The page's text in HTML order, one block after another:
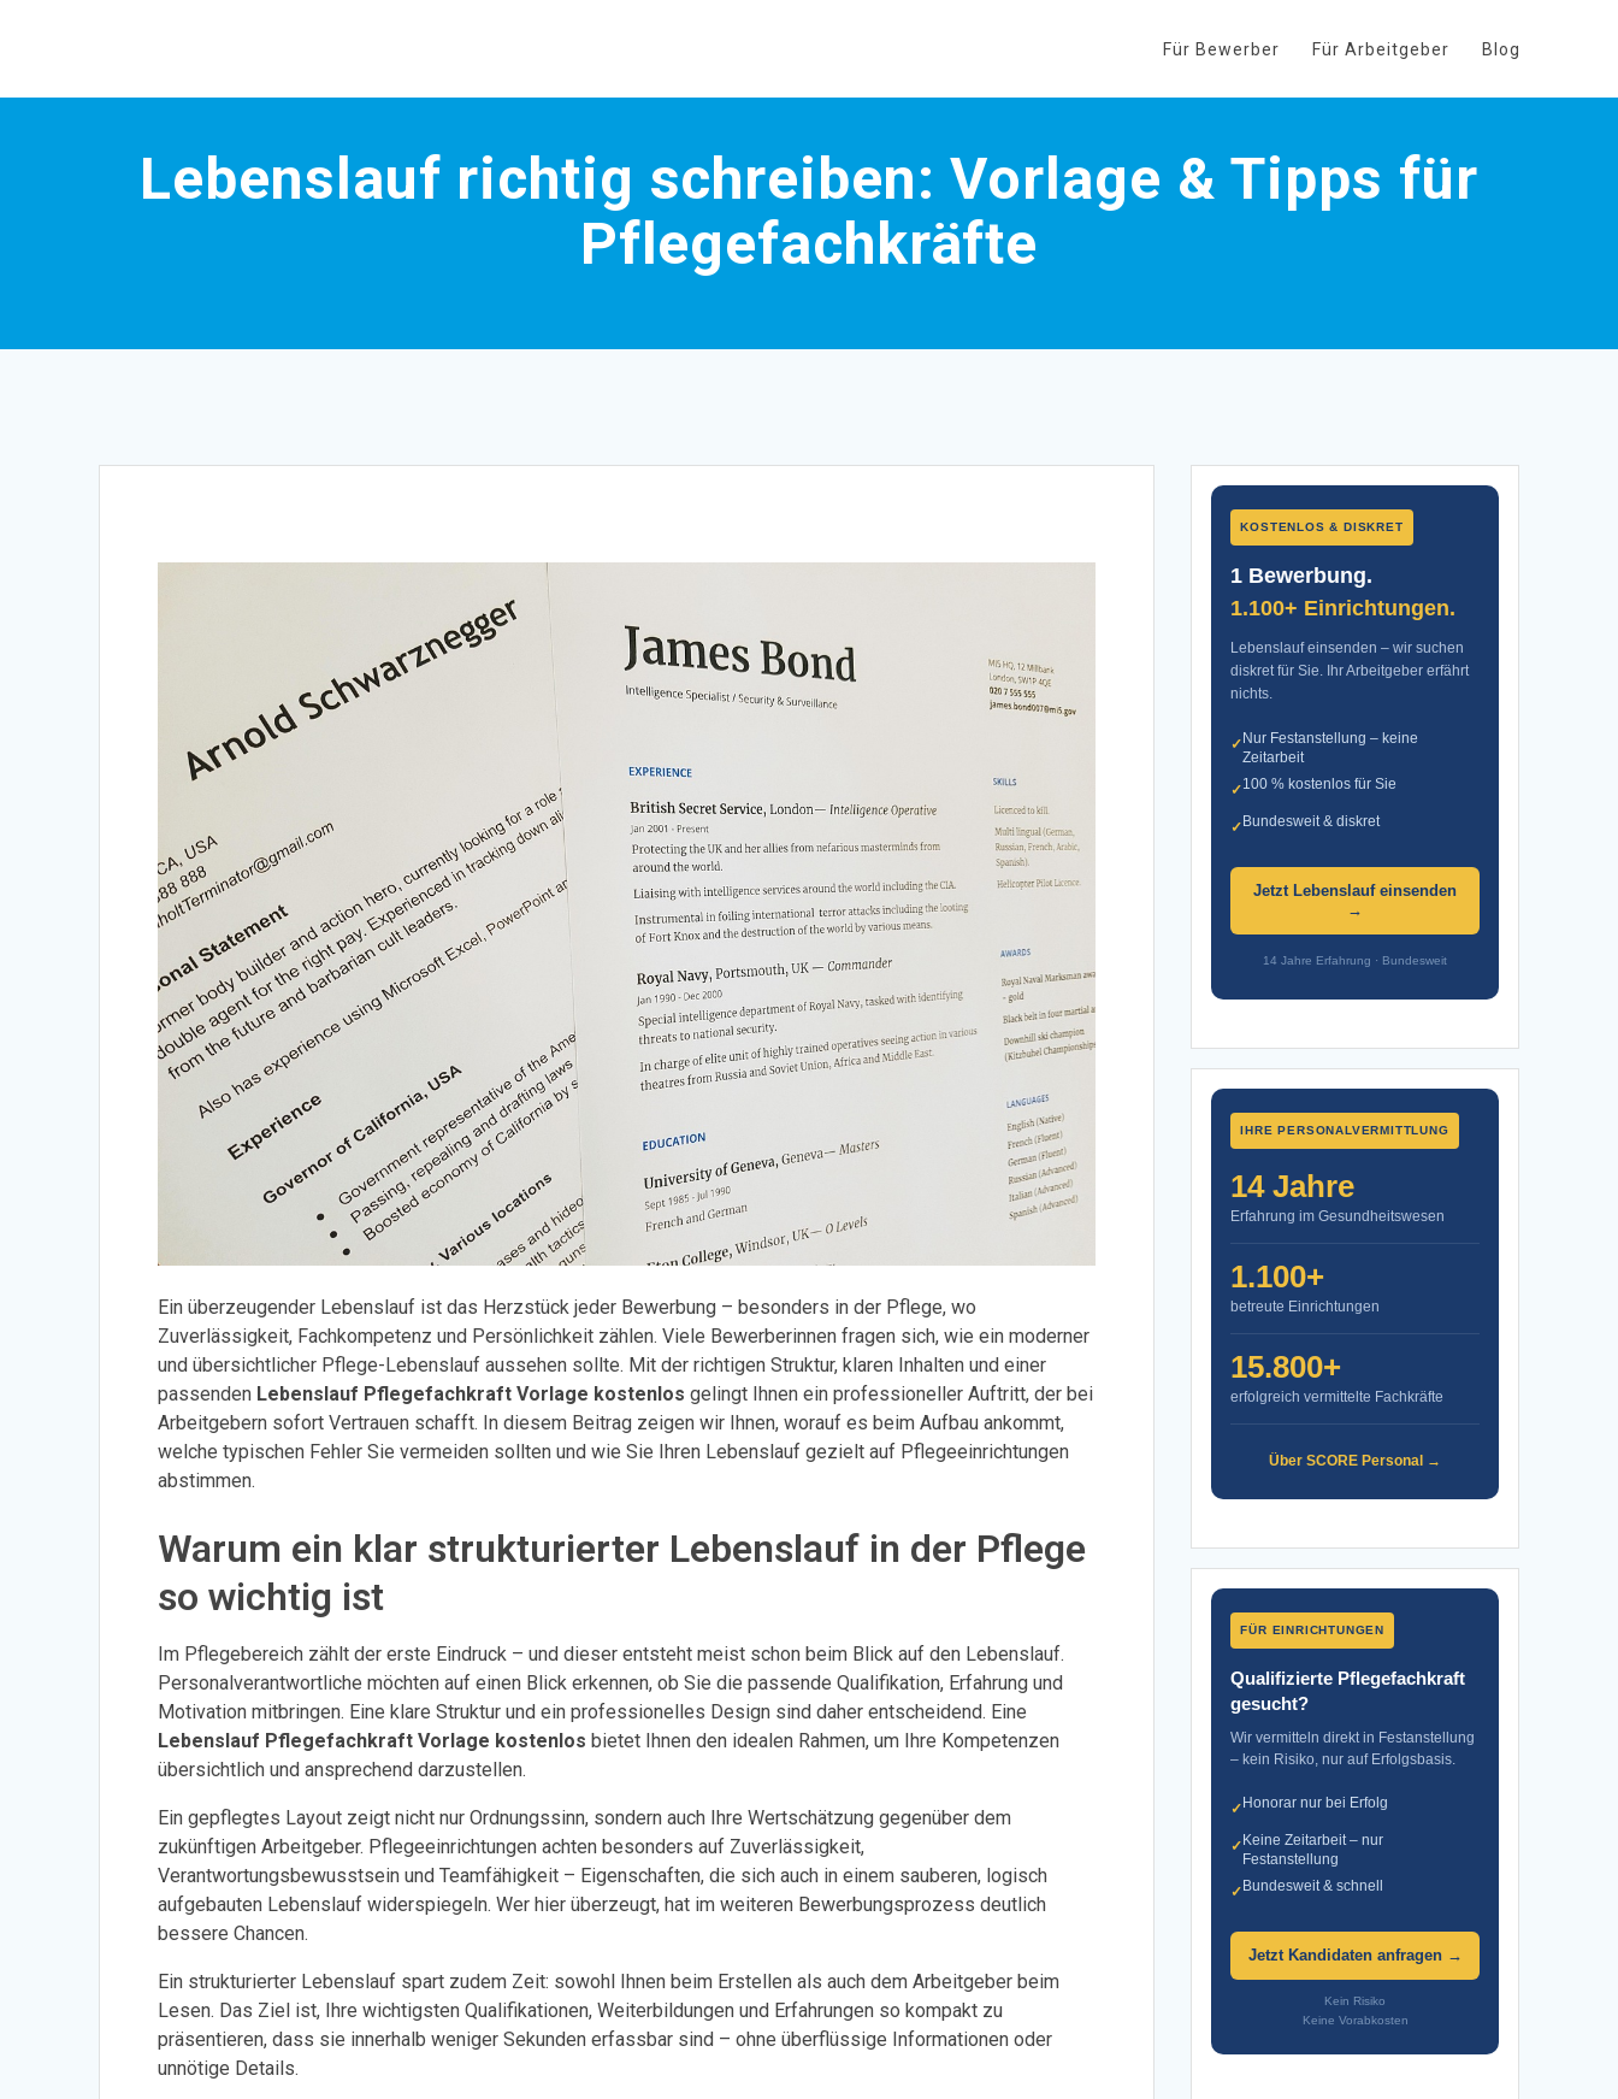
Für Bewerber Für Arbeitgeber Blog
Lebenslauf richtig schreiben: Vorlage & Tipps für
Pflegefachkräfte
Ein überzeugender Lebenslauf ist das Herzstück jeder Bewerbung – besonders in der Pflege, wo
Zuverlässigkeit, Fachkompetenz und Persönlichkeit zählen. Viele Bewerberinnen fragen sich, wie ein moderner
und übersichtlicher Pflege-Lebenslauf aussehen sollte. Mit der richtigen Struktur, klaren Inhalten und einer
passenden Lebenslauf Pflegefachkraft Vorlage kostenlos gelingt Ihnen ein professioneller Auftritt, der bei
Arbeitgebern sofort Vertrauen schafft. In diesem Beitrag zeigen wir Ihnen, worauf es beim Aufbau ankommt,
welche typischen Fehler Sie vermeiden sollten und wie Sie Ihren Lebenslauf gezielt auf Pflegeeinrichtungen
abstimmen.
Warum ein klar strukturierter Lebenslauf in der Pflege
so wichtig ist
Im Pflegebereich zählt der erste Eindruck – und dieser entsteht meist schon beim Blick auf den Lebenslauf.
Personalverantwortliche möchten auf einen Blick erkennen, ob Sie die passende Qualifikation, Erfahrung und
Motivation mitbringen. Eine klare Struktur und ein professionelles Design sind daher entscheidend. Eine
Lebenslauf Pflegefachkraft Vorlage kostenlos bietet Ihnen den idealen Rahmen, um Ihre Kompetenzen
übersichtlich und ansprechend darzustellen.
Ein gepflegtes Layout zeigt nicht nur Ordnungssinn, sondern auch Ihre Wertschätzung gegenüber dem
zukünftigen Arbeitgeber. Pflegeeinrichtungen achten besonders auf Zuverlässigkeit,
Verantwortungsbewusstsein und Teamfähigkeit – Eigenschaften, die sich auch in einem sauberen, logisch
aufgebauten Lebenslauf widerspiegeln. Wer hier überzeugt, hat im weiteren Bewerbungsprozess deutlich
bessere Chancen.
Ein strukturierter Lebenslauf spart zudem Zeit: sowohl Ihnen beim Erstellen als auch dem Arbeitgeber beim
Lesen. Das Ziel ist, Ihre wichtigsten Qualifikationen, Weiterbildungen und Erfahrungen so kompakt zu
präsentieren, dass sie innerhalb weniger Sekunden erfassbar sind – ohne überflüssige Informationen oder
unnötige Details.
KOSTENLOS & DISKRET
1 Bewerbung.
1.100+ Einrichtungen.
Lebenslauf einsenden – wir suchen
diskret für Sie. Ihr Arbeitgeber erfährt
nichts.
✓Nur Festanstellung – keine
Zeitarbeit
✓100 % kostenlos für Sie
✓Bundesweit & diskret
Jetzt Lebenslauf einsenden
→
14 Jahre Erfahrung · Bundesweit
IHRE PERSONALVERMITTLUNG
14 Jahre
Erfahrung im Gesundheitswesen
1.100+
betreute Einrichtungen
15.800+
erfolgreich vermittelte Fachkräfte
Über SCORE Personal →
FÜR EINRICHTUNGEN
Qualifizierte Pflegefachkraft
gesucht?
Wir vermitteln direkt in Festanstellung
– kein Risiko, nur auf Erfolgsbasis.
✓Honorar nur bei Erfolg
✓Keine Zeitarbeit – nur
Festanstellung
✓Bundesweit & schnell
Jetzt Kandidaten anfragen →
Kein Risiko
Keine Vorabkosten